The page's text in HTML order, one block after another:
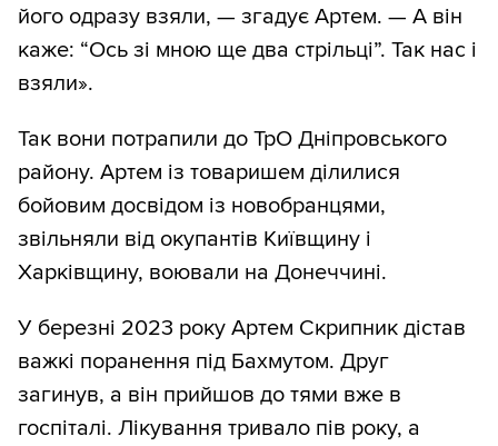
його одразу взяли, — згадує Артем. — А він
каже: “Ось зі мною ще два стрільці”. Так нас і
взяли».
Так вони потрапили до ТрО Дніпровського
району. Артем із товаришем ділилися
бойовим досвідом із новобранцями,
звільняли від окупантів Київщину і
Харківщину, воювали на Донеччині.
У березні 2023 року Артем Скрипник дістав
важкі поранення під Бахмутом. Друг
загинув, а він прийшов до тями вже в
госпіталі. Лікування тривало пів року, а